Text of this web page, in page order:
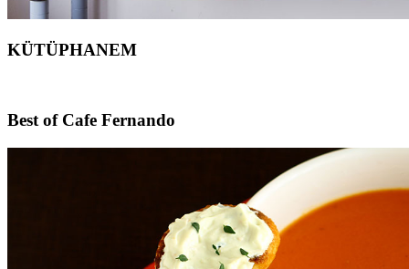
KÜTÜPHANEM
Footer
Best of Cafe Fernando